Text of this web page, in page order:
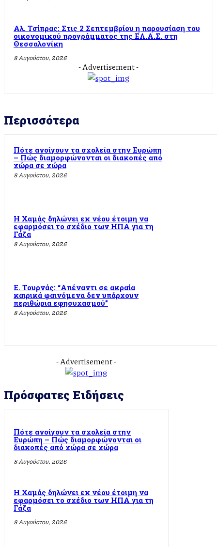
Αλ. Τσίπρας: Στις 2 Σεπτεμβρίου η παρουσίαση του
οικονομικού προγράμματος της ΕΛ.Α.Σ. στη
Θεσσαλονίκη
8 Αυγούστου, 2026
- Advertisement -
Περισσότερα
Πότε ανοίγουν τα σχολεία στην Ευρώπη
– Πώς διαμορφώνονται οι διακοπές από
χώρα σε χώρα
8 Αυγούστου, 2026
Η Χαμάς δηλώνει εκ νέου έτοιμη να
εφαρμόσει το σχέδιο των ΗΠΑ για τη
Γάζα
8 Αυγούστου, 2026
Ε. Τουρνάς: “Απέναντι σε ακραία
καιρικά φαινόμενα δεν υπάρχουν
περιθώρια εφησυχασμού”
8 Αυγούστου, 2026
- Advertisement -
Πρόσφατες Ειδήσεις
Πότε ανοίγουν τα σχολεία στην
Ευρώπη – Πώς διαμορφώνονται οι
διακοπές από χώρα σε χώρα
8 Αυγούστου, 2026
Η Χαμάς δηλώνει εκ νέου έτοιμη να
εφαρμόσει το σχέδιο των ΗΠΑ για τη
Γάζα
8 Αυγούστου, 2026